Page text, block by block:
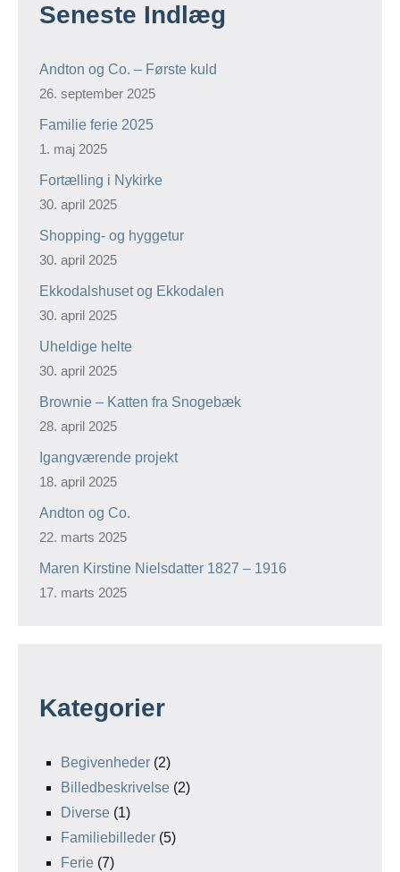
Seneste Indlæg
Andton og Co. – Første kuld
26. september 2025
Familie ferie 2025
1. maj 2025
Fortælling i Nykirke
30. april 2025
Shopping- og hyggetur
30. april 2025
Ekkodalshuset og Ekkodalen
30. april 2025
Uheldige helte
30. april 2025
Brownie – Katten fra Snogebæk
28. april 2025
Igangværende projekt
18. april 2025
Andton og Co.
22. marts 2025
Maren Kirstine Nielsdatter 1827 – 1916
17. marts 2025
Kategorier
Begivenheder (2)
Billedbeskrivelse (2)
Diverse (1)
Familiebilleder (5)
Ferie (7)